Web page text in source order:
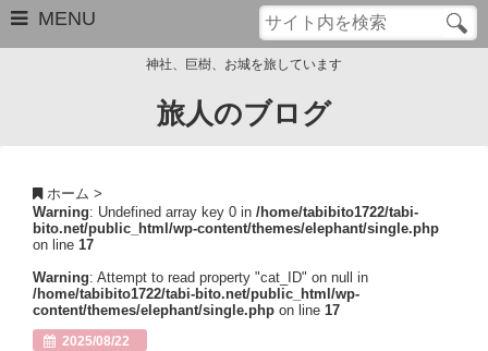
MENU
サイトマップ
Close
神社、巨樹、お城を旅しています
旅人のブログ
ホーム >
Warning: Undefined array key 0 in /home/tabibito1722/tabi-
bito.net/public_html/wp-content/themes/elephant/single.php
on line 17
Warning: Attempt to read property "cat_ID" on null in
/home/tabibito1722/tabi-bito.net/public_html/wp-
content/themes/elephant/single.php on line 17
2025/08/22